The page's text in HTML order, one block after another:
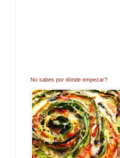
No sabes por dónde empezar?